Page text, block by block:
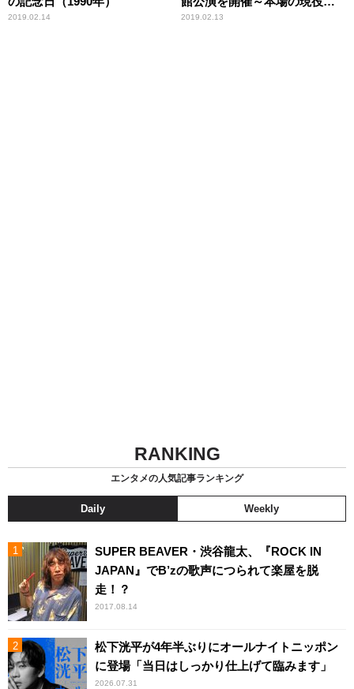
2019.02.14
ーティストによる初めての来
2019.02.13
RANKING
エンタメの人気記事ランキング
Daily Weekly
SUPER BEAVER・渋谷龍太、『ROCK IN
JAPAN』でB’zの歌声につられて楽屋を脱
走！？
2017.08.14
松下洸平が4年半ぶりにオールナイトニッポン
に登場「当日はしっかり仕上げて臨みます」
2026.07.31